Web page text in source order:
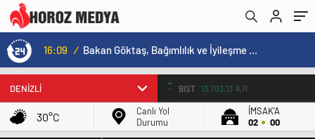
16:09 Bakan Göktaş, Bağımlılık ve İyileşme Konulu Kadın Forumu’nda konuştu:
BIST 13.703,13 0,11
30°C
Canlı Yol
Durumu
İMSAK'A
02
00